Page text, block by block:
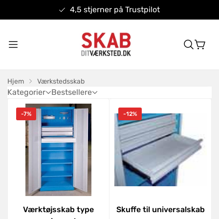
4,5 stjerner på Trustpilot
Hjem Værkstedsskab
Kategorier Bestsellere
-7%
Værktøjsskab type
-12%
Skuffe til universalskab